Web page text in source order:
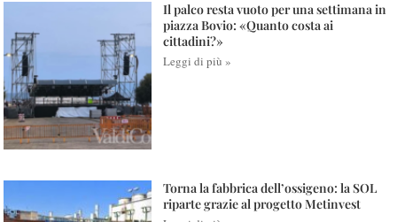
Il palco resta vuoto per una settimana in
piazza Bovio: «Quanto costa ai
cittadini?»
Leggi di più »
Torna la fabbrica dell’ossigeno: la SOL
riparte grazie al progetto Metinvest